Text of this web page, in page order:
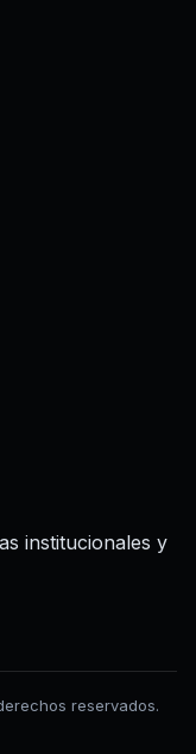
institucionales y
reservados.